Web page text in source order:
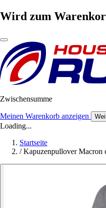
Wird zum
Zwischensumme
Meinen Warenkorb anzeigen
Loading...
Startseite
/ Kapuzenpullover Macron